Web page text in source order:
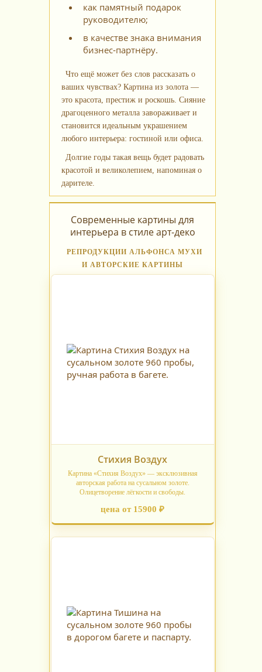
как памятный подарок
руководителю;
в качестве знака внимания
бизнес‑партнёру.
Что ещё может без слов рассказать о
ваших чувствах? Картина из золота —
это красота, престиж и роскошь. Сияние
драгоценного металла завораживает и
становится идеальным украшением
любого интерьера: гостиной или офиса.
Долгие годы такая вещь будет радовать
красотой и великолепием, напоминая о
дарителе.
Современные картины для
интерьера в стиле арт-деко
РЕПРОДУКЦИИ АЛЬФОНСА МУХИ
И АВТОРСКИЕ КАРТИНЫ
Стихия Воздух
Картина «Стихия Воздух» — эксклюзивная
авторская работа на сусальном золоте.
Олицетворение лёгкости и свободы.
цена от 15900 ₽